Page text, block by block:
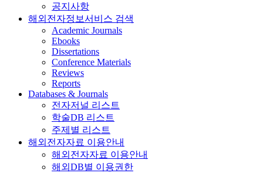
공지사항
해외전자정보서비스 검색
Academic Journals
Ebooks
Dissertations
Conference Materials
Reviews
Reports
Databases & Journals
전자저널 리스트
학술DB 리스트
주제별 리스트
해외전자자료 이용안내
해외전자자료 이용안내
해외DB별 이용권한